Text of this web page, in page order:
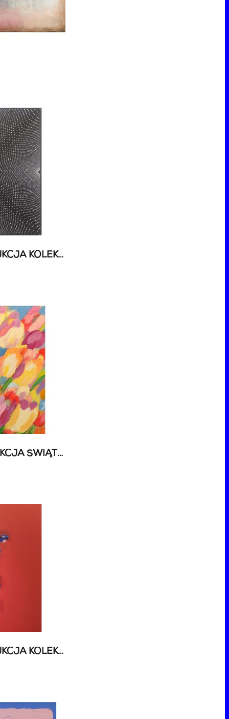
82 AUKCJA SZTUKI - AUKCJA KOLEKCJONERSKA
81 AUKCJA SZTUKI - AUKCJA ŚWIĄTECZNA
80 AUKCJA SZTUKI - AUKCJA KOLEKCJONERSKA